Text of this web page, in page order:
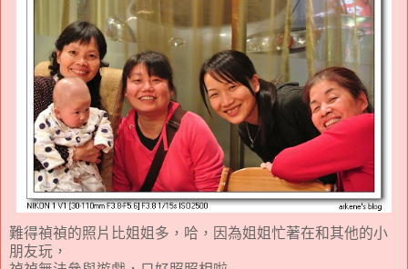
難得禎禎的照片比姐姐多，哈，因為姐姐忙著在和其他的小
朋友玩，